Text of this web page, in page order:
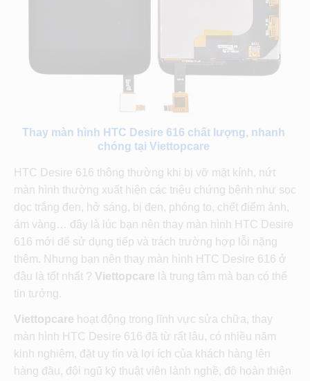
Thay màn hình HTC Desire 616 chất lượng, nhanh
chóng tại Viettopcare
HTC Desire 616 thông thường khi bị vỡ mặt kính, nứt
màn hình thường xuất hiện các triệu chứng bệnh như sọc
dọc trắng đen, hở sáng, bị đen, phóng to, chết điểm ảnh,
ám vàng… đây là lúc bạn nên thay màn hình HTC Desire
616 mới để sử dụng tiếp và trách trường hợp lỗi nặng
thêm. Nhưng bạn nên thay màn hình HTC Desire 616 ở
đâu là tốt nhất ? Viettopcare là trung tâm mà bạn có thể
tin tưởng.
Viettopcare hoạt động trong lĩnh vực sửa chữa, thay
màn hình HTC Desire 616 đã từ rất lâu, có nhiều năm
kinh nghiệm, đặt uy tín và lợi ích của khách hàng lên
hàng đầu, đội ngũ kỹ thuật viên lành nghề, độ hoàn thiện